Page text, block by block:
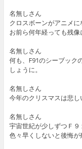
名無しさん
クロスボーンがアニメ
お前ら何年経っても残
名無しさん
何も、F91のシーブック
しょうに。
名無しさん
今年のクリスマスは悲
名無しさん
宇宙世紀が少しずつＦ９
色々早くしないと後悔が